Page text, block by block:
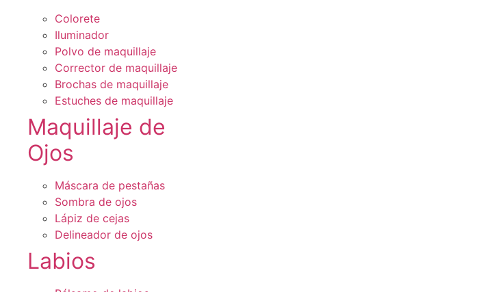
Colorete
Iluminador
Polvo de maquillaje
Corrector de maquillaje
Brochas de maquillaje
Estuches de maquillaje
Maquillaje de
Ojos
Máscara de pestañas
Sombra de ojos
Lápiz de cejas
Delineador de ojos
Labios